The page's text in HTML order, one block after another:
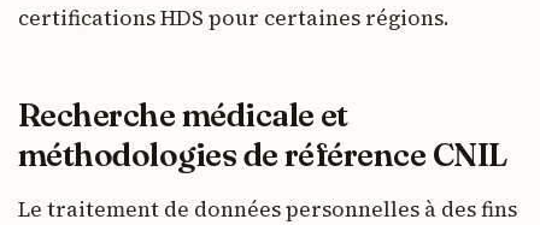
certifications HDS pour certaines régions.
Recherche médicale et
méthodologies de référence CNIL
Le traitement de données personnelles à des fins